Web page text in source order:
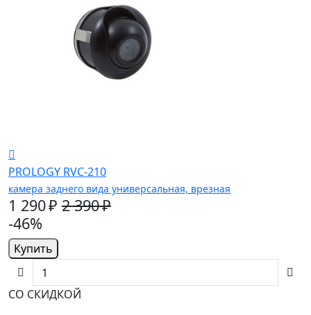
PROLOGY RVC-210
камера заднего вида универсальная, врезная
1 290 ₽ 2 390 ₽
-46%
Купить
СО СКИДКОЙ